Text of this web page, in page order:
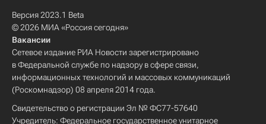
Версия 2023.1 Beta
© 2026 МИА «Россия сегодня»
Вакансии
Сетевое издание РИА Новости зарегистрировано
в Федеральной службе по надзору в сфере связи,
информационных технологий и массовых коммуникаций
(Роскомнадзор) 08 апреля 2014 года.
Свидетельство о регистрации Эл № ФС77-57640
Учредитель: Федеральное государственное унитарное